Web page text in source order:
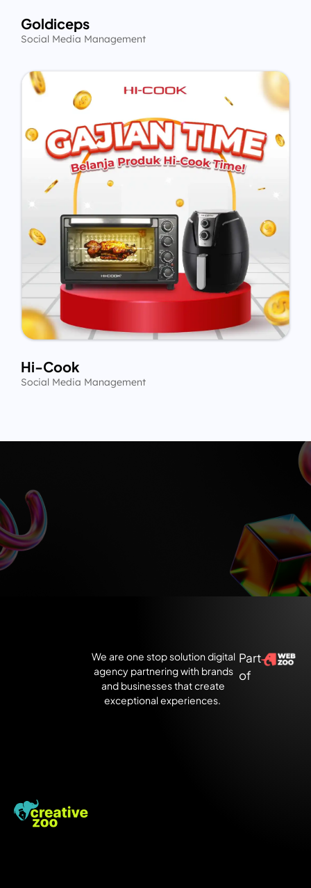
Goldiceps
Social Media Management
Hi-Cook
Social Media Management
We are one stop solution digital
agency partnering with brands
and businesses that create
exceptional experiences.
Part
of